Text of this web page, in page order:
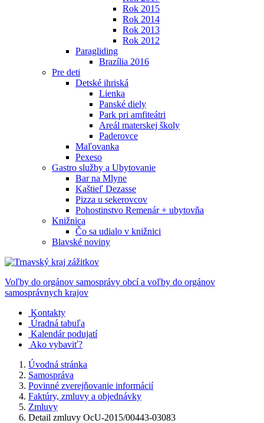
Rok 2015
Rok 2014
Rok 2013
Rok 2012
Paragliding
Brazília 2016
Pre deti
Detské ihriská
Lienka
Panské diely
Park pri amfiteátri
Areál materskej školy
Paderovce
Maľovanka
Pexeso
Gastro služby a Ubytovanie
Bar na Mlyne
Kaštieľ Dezasse
Pizza u sekerovcov
Pohostinstvo Remenár + ubytovňa
Knižnica
Čo sa udialo v knižnici
Blavské noviny
Voľby do orgánov samosprávy obcí a voľby do orgánov
samosprávnych krajov
Kontakty
Úradná tabuľa
Kalendár podujatí
Ako vybaviť?
Úvodná stránka
Samospráva
Povinné zverejňovanie informácií
Faktúry, zmluvy a objednávky
Zmluvy
Detail zmluvy OcU-2015/00443-03083